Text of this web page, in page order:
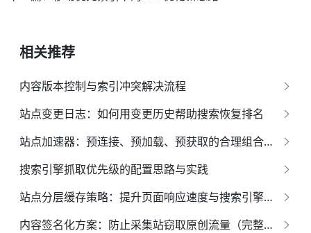
相关推荐
内容版本控制与索引冲突解决流程
站点变更日志：如何用变更历史帮助搜索恢复排名
站点加速器：预连接、预加载、预获取的合理组合策略
搜索引擎抓取优先级的配置思路与实践
站点分层缓存策略：提升页面响应速度与搜索引擎索引效果的全面指南
内容签名化方案：防止采集站窃取原创流量（完整实务指南）